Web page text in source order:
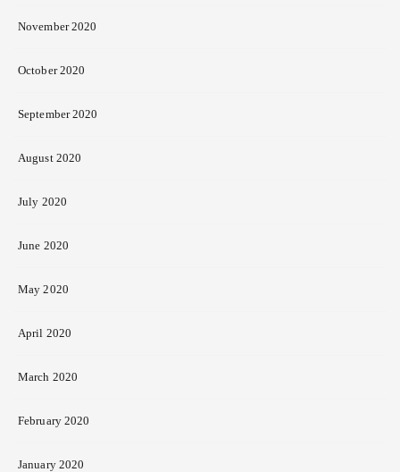
November 2020
October 2020
September 2020
August 2020
July 2020
June 2020
May 2020
April 2020
March 2020
February 2020
January 2020